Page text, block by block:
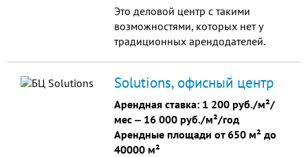
Это деловой центр с такими
возможностями, которых нет у
традиционных арендодателей.
инфраструктурных услуг, которые
сокращают издержки,
освобождают время для бизнеса,
помогают ему становиться более
успешным.
Solutions, офисный центр
Арендная ставка: 1 200 руб./м²/
мес ‒ 16 000 руб./м²/год
Арендные площади от 650 м² до
40000 м²